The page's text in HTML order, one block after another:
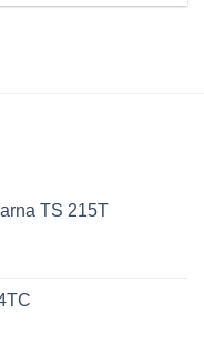
TS 215T